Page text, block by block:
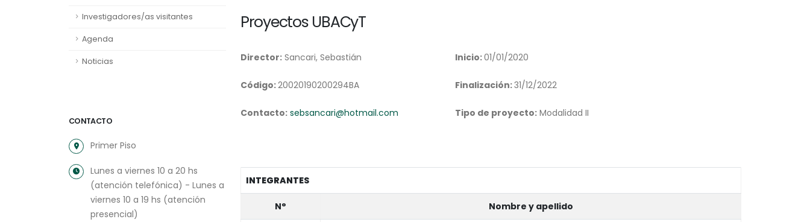
Investigadores/as visitantes
Agenda
Noticias
CONTACTO
Primer Piso
Lunes a viernes 10 a 20 hs
(atención telefónica) - Lunes a
viernes 10 a 19 hs (atención
presencial)
Proyectos UBACyT
Director: Sancari, Sebastián
Código:20020190200294BA
Contacto: sebsancari@hotmail.com
Inicio:01/01/2020
Finalización:31/12/2022
Tipo de proyecto: Modalidad II
INTEGRANTES
N° Nombre y apellido